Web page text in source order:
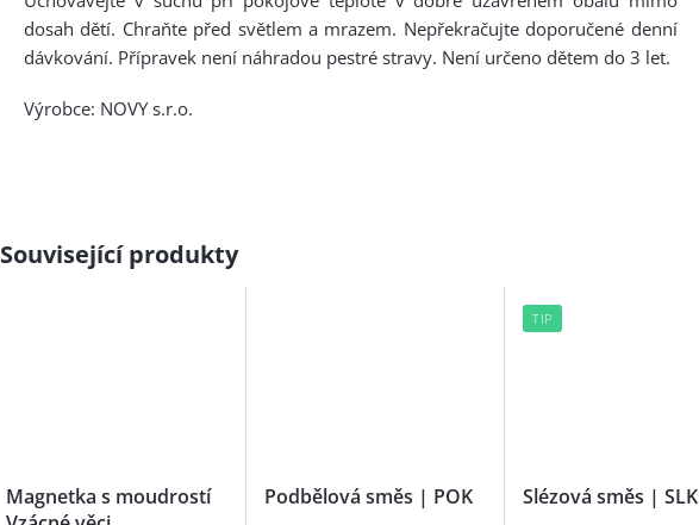
dosah dětí. Chraňte před světlem a mrazem. Nepřekračujte doporučené denní
dávkování. Přípravek není náhradou pestré stravy. Není určeno dětem do 3 let.
Výrobce: NOVY s.r.o.
Související produkty
Magnetka s moudrostí
Podbělová směs | POK
TIP
Slézová směs | SLK